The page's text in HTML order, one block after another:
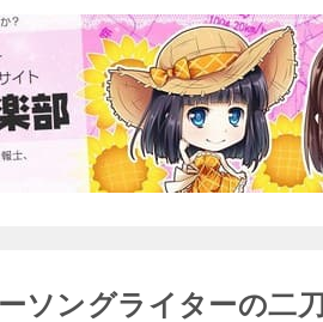
ソングライターの二刀